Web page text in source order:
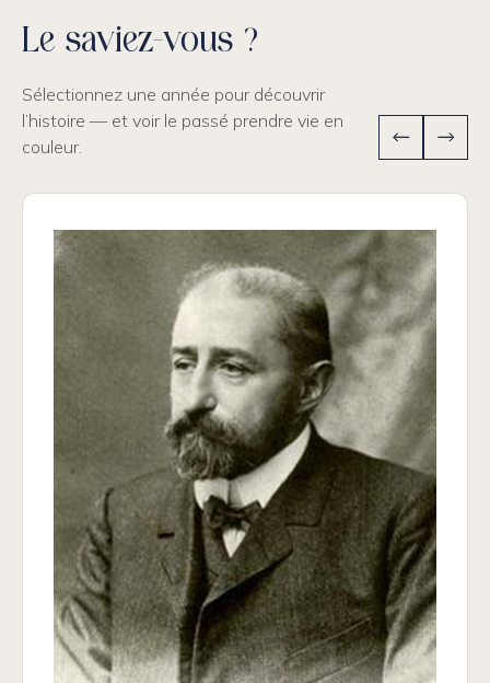
Le saviez-vous ?
Sélectionnez une année pour découvrir
l’histoire — et voir le passé prendre vie en
couleur.